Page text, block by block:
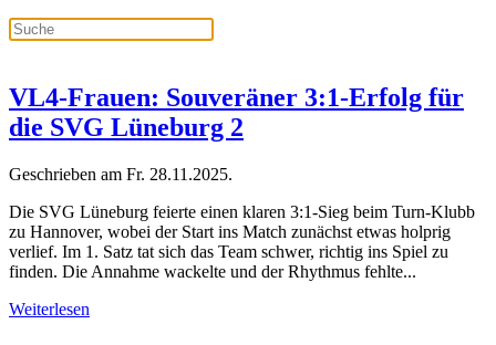
VL4-Frauen: Souveräner 3:1-Erfolg für
die SVG Lüneburg 2
Geschrieben am Fr. 28.11.2025.
Die SVG Lüneburg feierte einen klaren 3:1-Sieg beim Turn-Klubb
zu Hannover, wobei der Start ins Match zunächst etwas holprig
verlief. Im 1. Satz tat sich das Team schwer, richtig ins Spiel zu
finden. Die Annahme wackelte und der Rhythmus fehlte...
Weiterlesen